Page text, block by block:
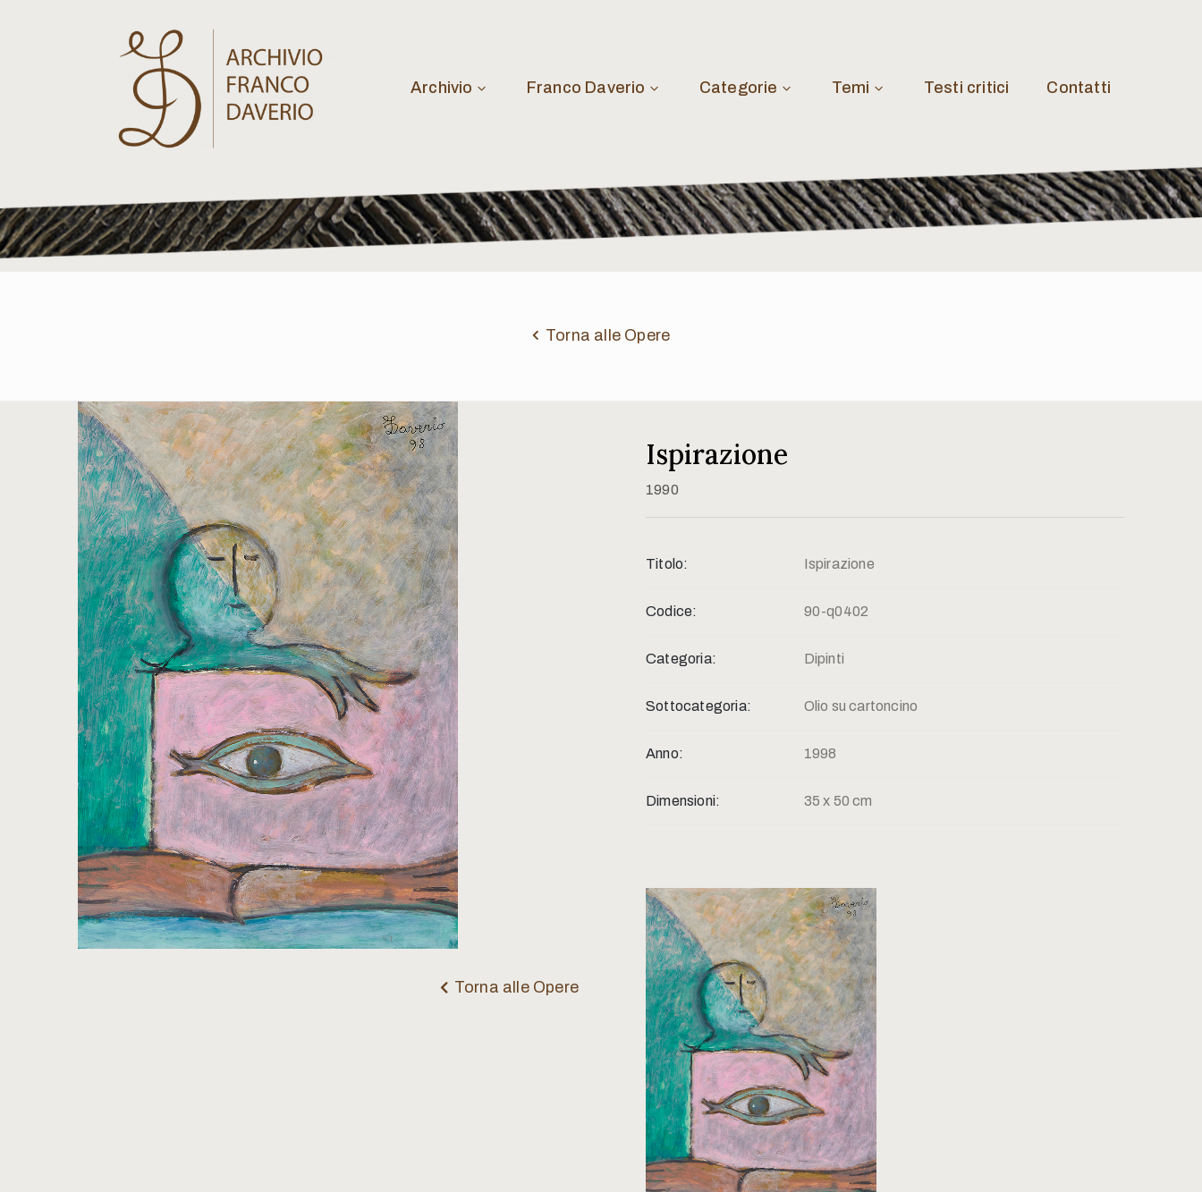
Archivio Franco Daverio Categorie Temi Testi critici Contatti
Torna alle Opere
Torna alle Opere
Ispirazione
1990
Titolo: Ispirazione
Codice: 90-q0402
Categoria: Dipinti
Sottocategoria: Olio su cartoncino
Anno: 1998
Dimensioni: 35 x 50 cm